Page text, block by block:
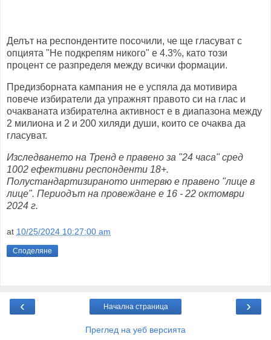
Делът на респондентите посочили, че ще гласуват с
опцията "Не подкрепям никого" е 4.3%, като този
процент се разпределя между всички формации.
Предизборната кампания не е успяла да мотивира
повече избиратели да упражнят правото си на глас и
очакваната избирателна активност е в диапазона между
2 милиона и 2 и 200 хиляди души, които се очаква да
гласуват.
Изследването на Тренд е правено за "24 часа" сред
1002 ефективни респонденти 18+.
Полустандартизираното интервю е правено "лице в
лице". Периодът на провеждане е 16 - 22 октомври
2024 г.
at 10/25/2024 10:27:00 am
Споделяне
‹ ›
Начална страница
Преглед на уеб версията